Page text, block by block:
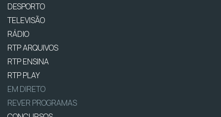
DESPORTO
TELEVISÃO
RÁDIO
RTP ARQUIVOS
RTP ENSINA
RTP PLAY
EM DIRETO
REVER PROGRAMAS